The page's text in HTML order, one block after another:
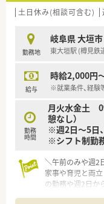
土日休み(相談可含む)
勤務地
岐阜県 大垣市
東大垣駅 (樽見鉄
給与
時給2,000円
※就業条件、経験
勤務
時間
月火水金土 09
憩なし）
※週2日～5日
※シフト制勤
＼午前のみや週2
家事や育児と両
の勤務や週2日か